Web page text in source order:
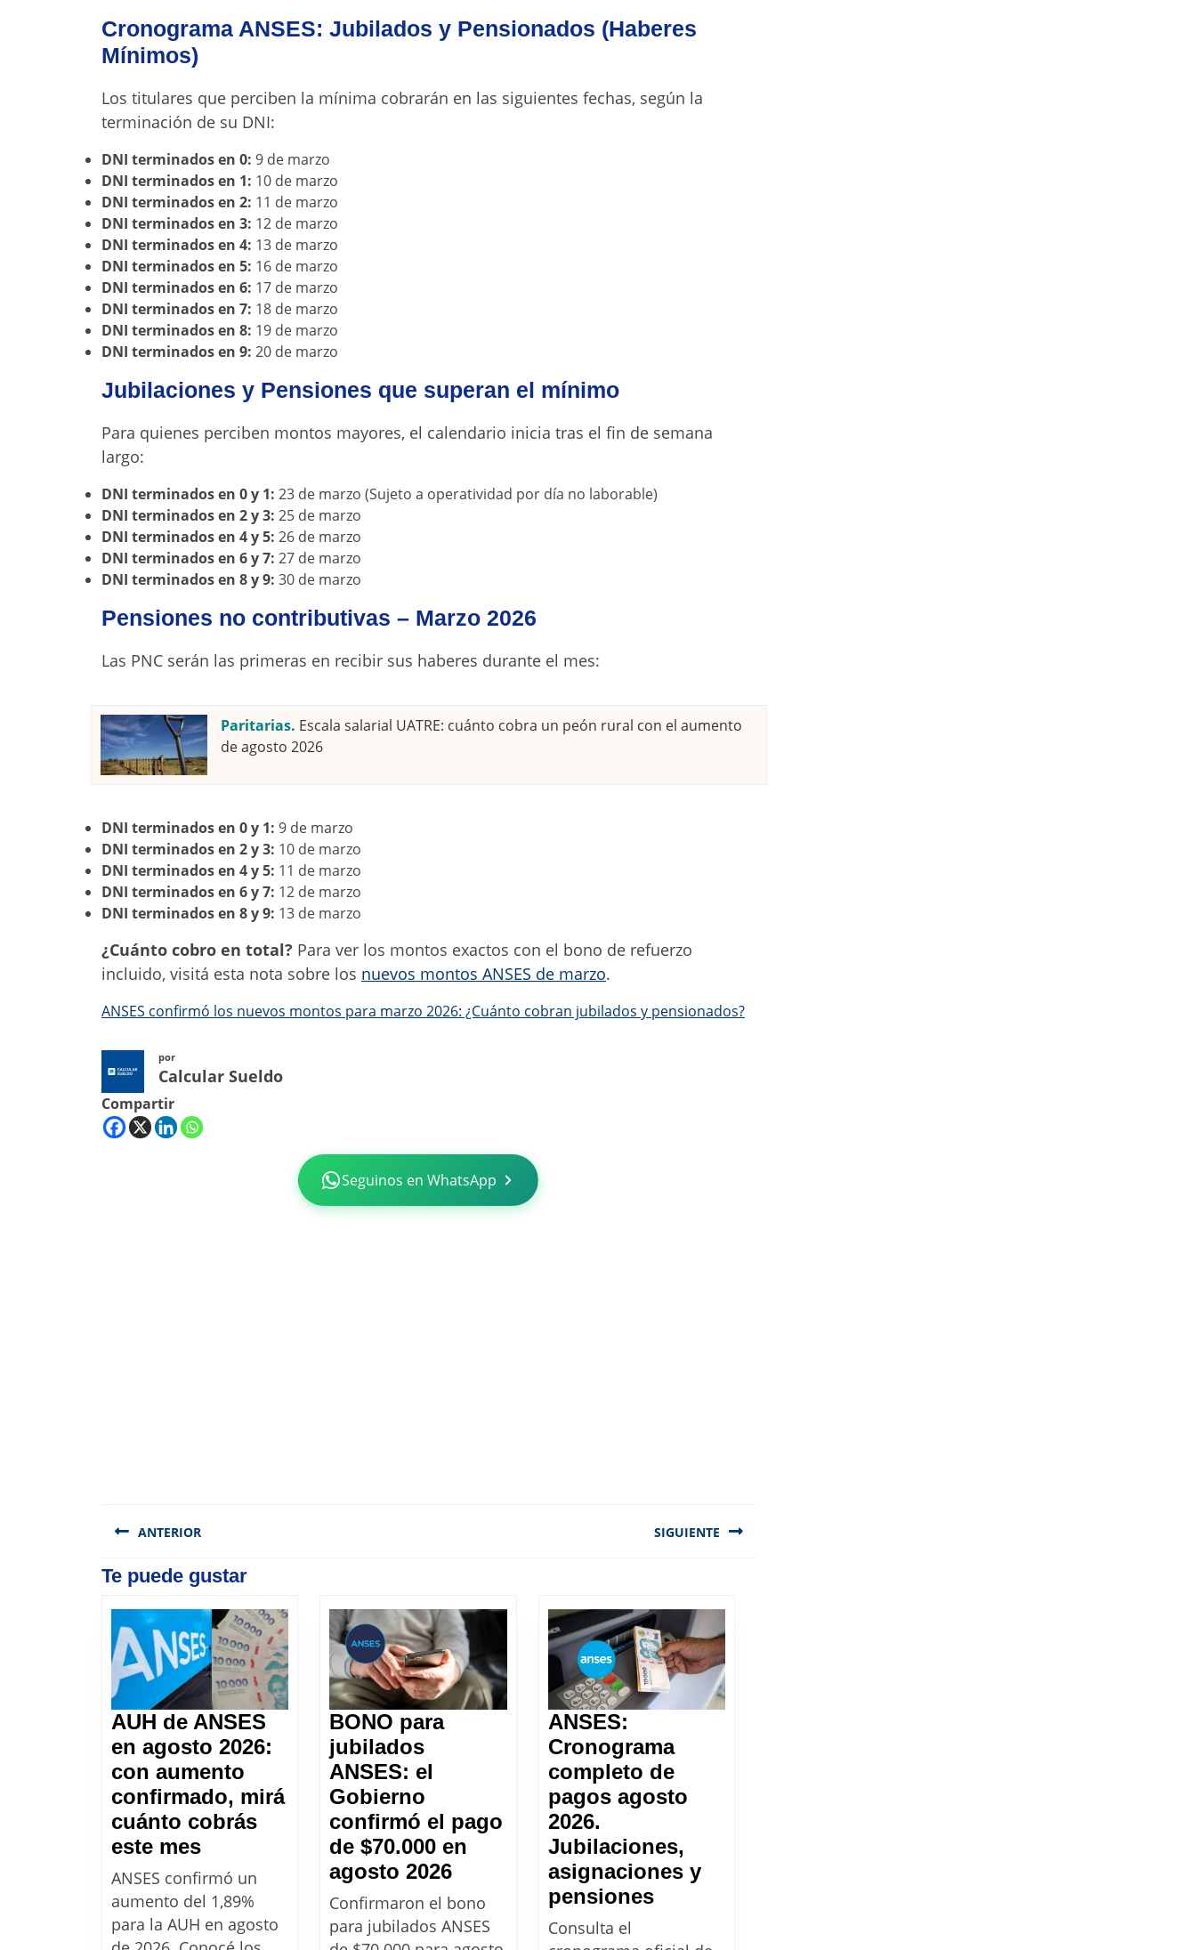
Cronograma ANSES: Jubilados y Pensionados (Haberes
Mínimos)
Los titulares que perciben la mínima cobrarán en las siguientes fechas, según la
terminación de su DNI:
DNI terminados en 0: 9 de marzo
DNI terminados en 1: 10 de marzo
DNI terminados en 2: 11 de marzo
DNI terminados en 3: 12 de marzo
DNI terminados en 4: 13 de marzo
DNI terminados en 5: 16 de marzo
DNI terminados en 6: 17 de marzo
DNI terminados en 7: 18 de marzo
DNI terminados en 8: 19 de marzo
DNI terminados en 9: 20 de marzo
Jubilaciones y Pensiones que superan el mínimo
Para quienes perciben montos mayores, el calendario inicia tras el fin de semana
largo:
DNI terminados en 0 y 1: 23 de marzo (Sujeto a operatividad por día no laborable)
DNI terminados en 2 y 3: 25 de marzo
DNI terminados en 4 y 5: 26 de marzo
DNI terminados en 6 y 7: 27 de marzo
DNI terminados en 8 y 9: 30 de marzo
Pensiones no contributivas – Marzo 2026
Las PNC serán las primeras en recibir sus haberes durante el mes:
Paritarias. Escala salarial UATRE: cuánto cobra un peón rural con el aumento
de agosto 2026
DNI terminados en 0 y 1: 9 de marzo
DNI terminados en 2 y 3: 10 de marzo
DNI terminados en 4 y 5: 11 de marzo
DNI terminados en 6 y 7: 12 de marzo
DNI terminados en 8 y 9: 13 de marzo
¿Cuánto cobro en total? Para ver los montos exactos con el bono de refuerzo
incluido, visitá esta nota sobre los nuevos montos ANSES de marzo.
ANSES confirmó los nuevos montos para marzo 2026: ¿Cuánto cobran jubilados y pensionados?
por
Calcular Sueldo
Compartir
Seguinos en WhatsApp
de
ANTERIOR
Previous
SIGUIENTE
Te puede gustar
AUH de ANSES
en agosto 2026:
con aumento
confirmado, mirá
cuánto cobrás
este mesAUH
de
ANSES
en
agosto
ANSES confirmó un
aumento del 1,89%
para la AUH en agosto
BONO para
jubilados
ANSES: el
Gobierno
confirmó el pago
de $70.000 en
agosto 2026BONO
para
jubilados
ANSES:
Confirmaron el bono
para jubilados ANSES
ANSES:
Cronograma
completo de
pagos agosto
2026.
Jubilaciones,
asignaciones y
pensionesANSES:
completo
Consulta el